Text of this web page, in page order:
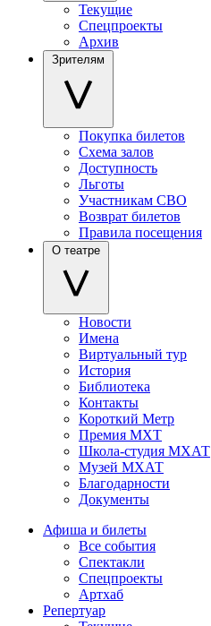
Текущие
Спецпроекты
Архив
Зрителям
Покупка билетов
Схема залов
Доступность
Льготы
Участникам СВО
Возврат билетов
Правила посещения
О театре
Новости
Имена
Виртуальный тур
История
Библиотека
Контакты
Короткий Метр
Премия МХТ
Школа-студия МХАТ
Музей МХАТ
Благодарности
Документы
Афиша и билеты
Все события
Спектакли
Спецпроекты
Артхаб
Репертуар